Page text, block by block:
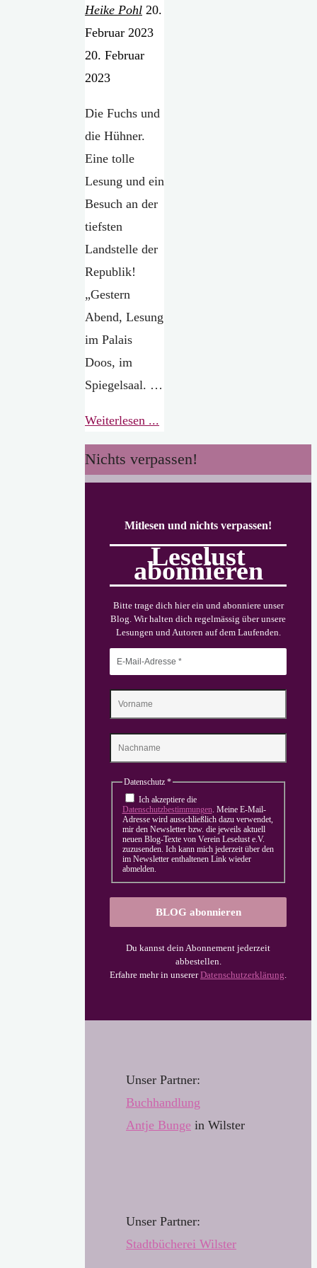
Heike Pohl 20.
Februar 2023
20. Februar
2023
Die Fuchs und
die Hühner.
Eine tolle
Lesung und ein
Besuch an der
tiefsten
Landstelle der
Republik!
„Gestern
Abend, Lesung
im Palais
Doos, im
Spiegelsaal. …
Weiterlesen ...
Fuchs
und
die
Nichts verpassen!
Mitlesen und nichts verpassen!
Leselust
abonnieren
Bitte trage dich hier ein und abonniere unser
Blog. Wir halten dich regelmässig über unsere
Lesungen und Autoren auf dem Laufenden.
Datenschutz *
Ich akzeptiere die
Datenschutzbestimmungen . Meine E-Mail-
Adresse wird ausschließlich dazu verwendet,
mir den Newsletter bzw. die jeweils aktuell
neuen Blog-Texte von Verein Leselust e.V.
zuzusenden. Ich kann mich jederzeit über den
im Newsletter enthaltenen Link wieder
abmelden.
Du kannst dein Abonnement jederzeit
abbestellen.
Erfahre mehr in unsererDatenschutzerklärung.
Unser Partner:
Buchhandlung
Antje Bunge in Wilster
Unser Partner:
Stadtbücherei Wilster